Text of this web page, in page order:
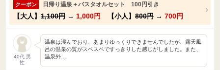
クーポン 日帰り温泉＋バスタオルセット 100円引き
【大人】 1,100円 → 1,000円 【小人】 800円 → 700円
40代 男
性
温泉は混んでおり、あまりゆっくりできませんでしたが、露天風
呂の温泉の質がスベスベですっきりした感じがしました。また、
温泉外…